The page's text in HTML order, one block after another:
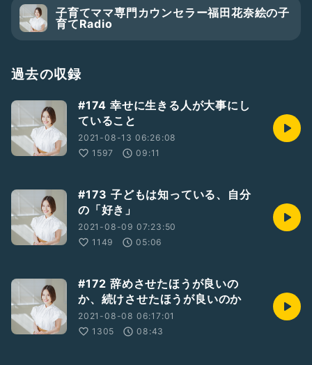
子育てママ専門カウンセラー福田花奈絵の子
育てRadio
過去の収録
#174 幸せに生きる人が大事にし
ていること
2021-08-13 06:26:08
1597
09:11
#173 子どもは知っている、自分
の「好き」
2021-08-09 07:23:50
1149
05:06
#172 辞めさせたほうが良いの
か、続けさせたほうが良いのか
2021-08-08 06:17:01
1305
08:43